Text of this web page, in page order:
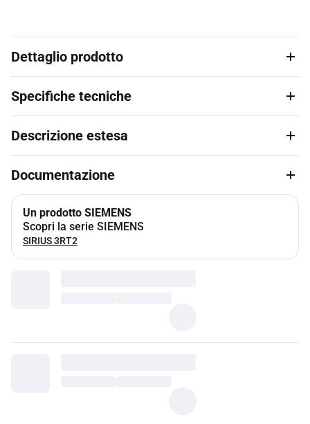
Dettaglio prodotto
Specifiche tecniche
Descrizione estesa
Documentazione
Un prodotto SIEMENS
Scopri la serie SIEMENS
SIRIUS 3RT2